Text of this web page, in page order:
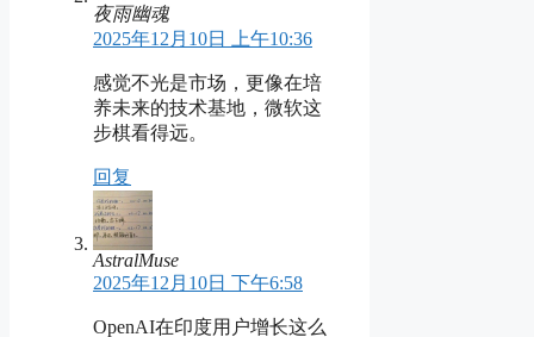
夜雨幽魂
2025年12月10日 上午10:36
感觉不光是市场，更像在培
养未来的技术基地，微软这
步棋看得远。
回复
AstralMuse
2025年12月10日 下午6:58
OpenAI在印度用户增长这么